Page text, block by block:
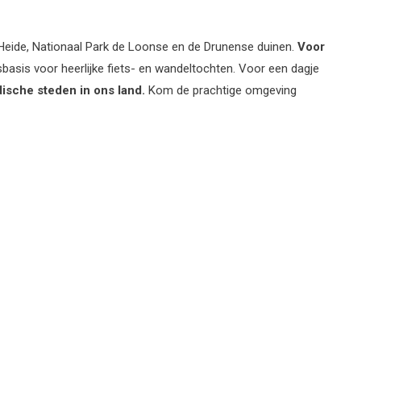
Nationaal Park de Loonse en de Drunense duinen. Voor
voor heerlijke fiets- en wandeltochten. Voor een dagje
steden in ons land. Kom de prachtige omgeving